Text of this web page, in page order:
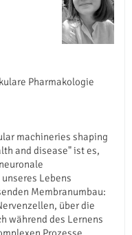
Pharmakologie
machineries shaping
and disease" ist es,
Lebens
Membranumbau:
über die
während des Lernens